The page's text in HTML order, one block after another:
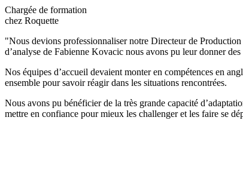
Chargée de formation
chez Roquette
"Nous devions professionnaliser notre Directeur de
d’analyse de Fabienne Kovacic nous avons pu leur donner des
Nos équipes d’accueil devaient monter en compétences en
ensemble pour savoir réagir dans les situations rencontrées.
Nous avons pu bénéficier de la très grande capacité
mettre en confiance pour mieux les challenger et les faire se